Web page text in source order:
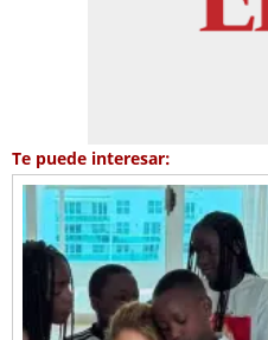
Te puede interesar: